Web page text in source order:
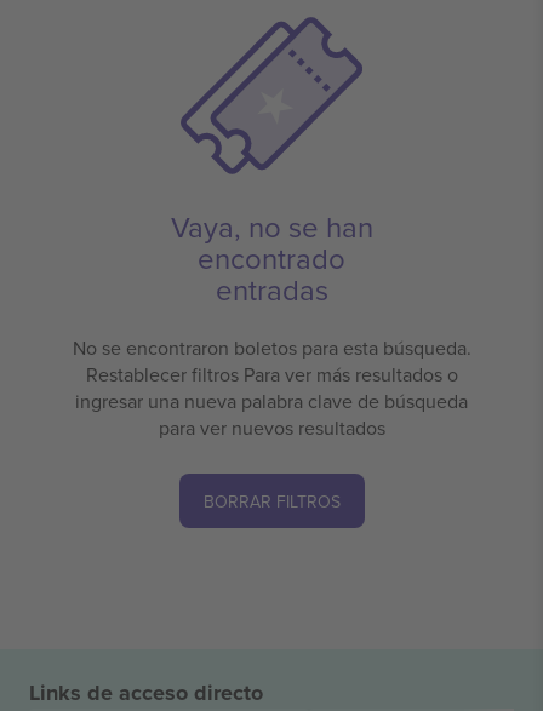
Vaya, no se han
encontrado
entradas
No se encontraron boletos para esta búsqueda.
Restablecer filtros Para ver más resultados o
ingresar una nueva palabra clave de búsqueda
para ver nuevos resultados
BORRAR FILTROS
Links de acceso directo